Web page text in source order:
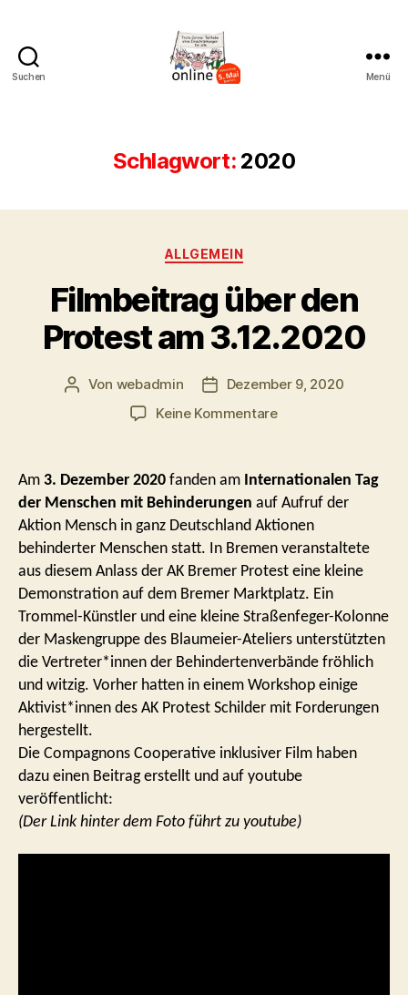
Suchen Menü
Schlagwort: 2020
Kategorien
ALLGEMEIN
Filmbeitrag über den
Protest am 3.12.2020
Beitragsautor
Von webadmin Beitragsdatum
Dezember 9, 2020
Keine Kommentarezu
den
Protest
am
3.12.2020
Am 3. Dezember 2020 fanden am Internationalen Tag
der Menschen mit Behinderungen auf Aufruf der
Aktion Mensch in ganz Deutschland Aktionen
behinderter Menschen statt. In Bremen veranstaltete
aus diesem Anlass der AK Bremer Protest eine kleine
Demonstration auf dem Bremer Marktplatz. Ein
Trommel-Künstler und eine kleine Straßenfeger-Kolonne
der Maskengruppe des Blaumeier-Ateliers unterstützten
die Vertreter*innen der Behindertenverbände fröhlich
und witzig. Vorher hatten in einem Workshop einige
Aktivist*innen des AK Protest Schilder mit Forderungen
hergestellt.
Die Compagnons Cooperative inklusiver Film haben
dazu einen Beitrag erstellt und auf youtube
veröffentlicht:
(Der Link hinter dem Foto führt zu youtube)